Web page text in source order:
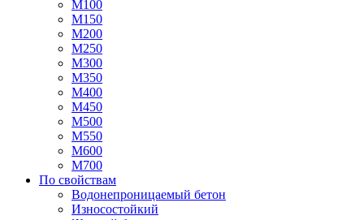
М100
М150
М200
М250
М300
М350
М400
М450
М500
М550
М600
М700
По свойствам
Водонепроницаемый бетон
Износостойкий